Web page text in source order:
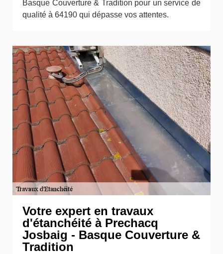
Basque Couverture & Tradition pour un service de
qualité à 64190 qui dépasse vos attentes.
Votre expert en travaux
d'étanchéité à Prechacq
Josbaig - Basque Couverture &
Tradition